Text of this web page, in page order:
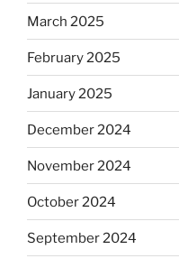
March 2025
February 2025
January 2025
December 2024
November 2024
October 2024
September 2024